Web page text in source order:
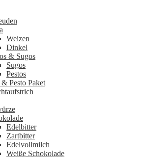
Weizen
Dinkel
& Sugos
Sugos
Pestos
& Pesto Paket
Edelbitter
Zartbitter
Edelvollmilch
Weiße Schokolade